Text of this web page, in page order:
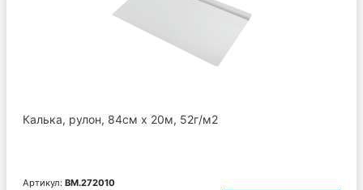
Калька, рулон, 84см х 20м, 52г/м2
Артикул: BM.272010